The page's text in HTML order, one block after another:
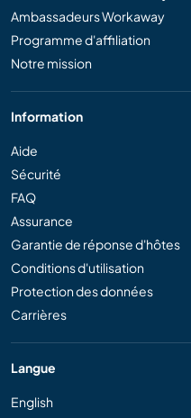
Ambassadeurs Workaway
Programme d'affiliation
Notre mission
Information
Aide
Sécurité
FAQ
Assurance
Garantie de réponse d'hôtes
Conditions d'utilisation
Protection des données
Carrières
Langue
English